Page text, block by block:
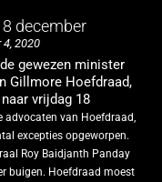
december
2020
gewezen minister
Gillmore Hoefdraad,
vrijdag 18
advocaten van Hoefdraad,
excepties opgeworpen.
Roy Baidjanth Panday
buigen. Hoefdraad moest